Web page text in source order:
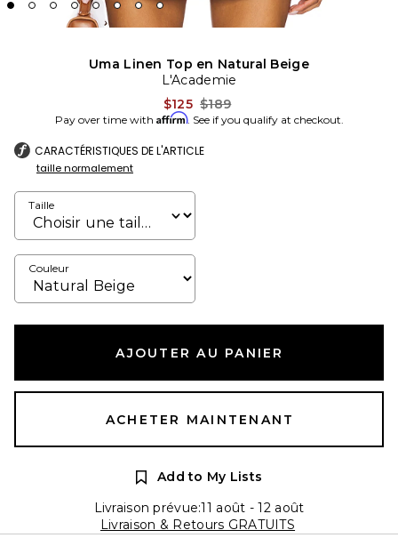
Uma Linen Top en Natural Beige
L'Academie
$125 Previous price:
$189
Pay over time with Affirm. See if you qualify at checkout.
CARACTÉRISTIQUES DE L'ARTICLE
taille normalement
Taille
Couleur
AJOUTER AU PANIER
ACHETER MAINTENANT
Add to My Lists
Livraison prévue:11 août - 12 août
Livraison & Retours GRATUITS